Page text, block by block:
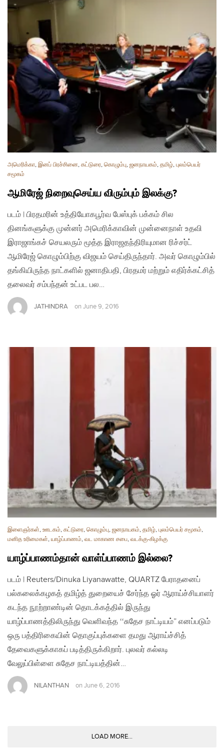
அமெரிக்கா, இனப் பிரச்சினை, கட்டுரை, கொழும்பு, ஜனநாயகம், தமிழ், புலம்பெயர்
சமூகம்
ஆமிரேஜ் நிறைவுசெய்ய விரும்பும் இலக்கு?
படம் | பிரதமரின் உத்தியோகபூர்வ பேஸ்புக் பக்கம் சில
தினங்களுக்கு முன்னர் அமெரிக்காவின் முன்னைநாள் உதவி
இராஜாங்கச் செயலரும் மூத்த இராஜதந்திரியுமான ரிச்சர்ட்
ஆமிரேஜ் கொழும்பிற்கு விஜயம் செய்திருந்தார். அவர் கொழும்பில்
தங்கியிருந்த நாட்களில் ஜனாதிபதி, பிரதமர் மற்றும் எதிர்க்கட்சித்
தலைவர் சம்பந்தன் உட்பட பல…
JATHINDRA on June 9, 2016
இளைஞர்கள், ஊடகம், கட்டுரை, கொழும்பு, ஜனநாயகம், தமிழ், புலம்பெயர் சமூகம்,
மனித உரிமைகள், யாழ்ப்பாணம், வட மாகாண சபை, வடக்கு-கிழக்கு
யாழ்ப்பாணம்தான் வாள்ப்பாணம் இல்லை?
படம் | Reuters/Dinuka Liyanawatte, QUARTZ பேராதனைப்
பல்கலைக்கழகத் தமிழ்த் துறையைச் சேர்ந்த ஓர் ஆராய்ச்சியாளர்
கடந்த நூற்றாண்டின் தொடக்கத்தில் இருந்து
யாழ்ப்பாணத்திலிருந்து வெளிவந்த ‘‘சுதேச நாட்டியம்” எனப்படும்
ஒரு பத்திரிகையின் தொகுப்புக்களை தமது ஆராய்ச்சித்
தேவைகளுக்காகப் படித்திருக்கிறார். புலவர் கல்லடி
வேலுப்பிள்ளை சுதேச நாட்டியத்தின்…
NILANTHAN on June 6, 2016
LOAD MORE...